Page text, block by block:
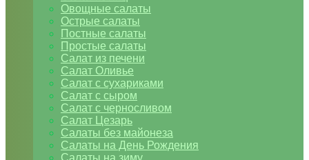
Овощные салаты
Острые салаты
Постные салаты
Простые салаты
Салат из печени
Салат Оливье
Салат с сухариками
Салат с сыром
Салат с черносливом
Салат Цезарь
Салаты без майонеза
Салаты на День Рождения
Салаты на зиму